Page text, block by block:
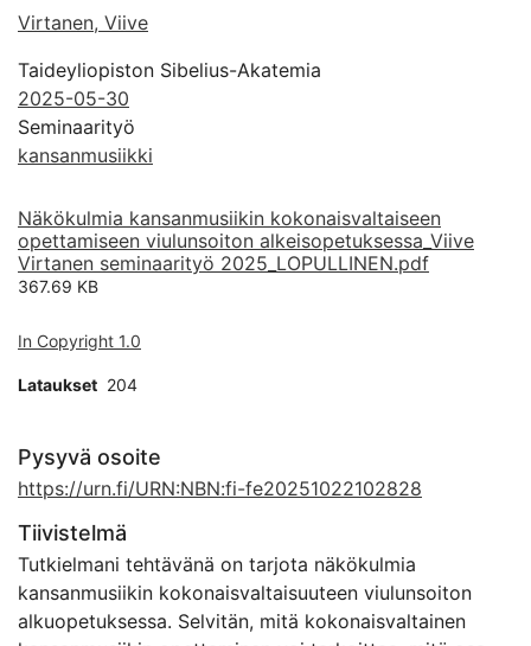
Virtanen, Viive
Taideyliopiston Sibelius-Akatemia
2025-05-30
Seminaarityö
kansanmusiikki
Näkökulmia kansanmusiikin kokonaisvaltaiseen
opettamiseen viulunsoiton alkeisopetuksessa_Viive
Virtanen seminaarityö 2025_LOPULLINEN.pdf
367.69 KB
In Copyright 1.0
Lataukset 204
Pysyvä osoite
https://urn.fi/URN:NBN:fi-fe20251022102828
Tiivistelmä
Tutkielmani tehtävänä on tarjota näkökulmia
kansanmusiikin kokonaisvaltaisuuteen viulunsoiton
alkuopetuksessa. Selvitän, mitä kokonaisvaltainen